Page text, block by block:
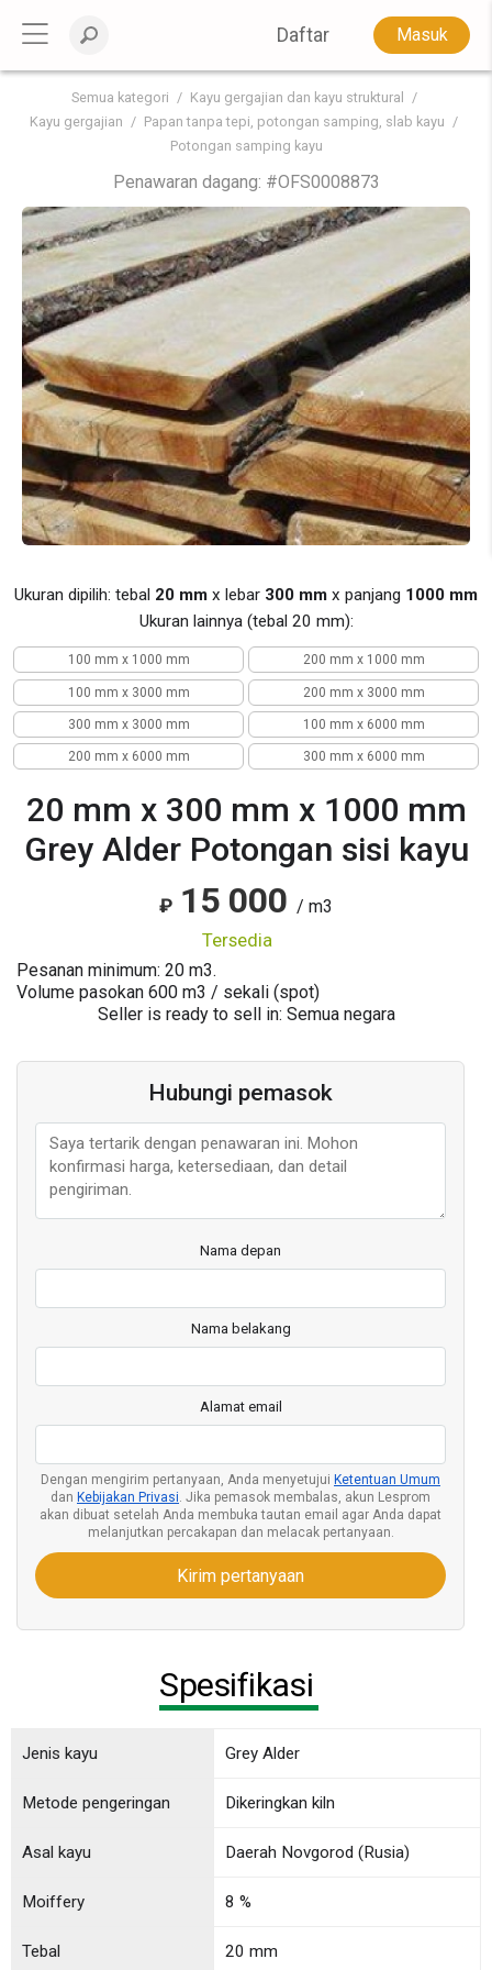
Daftar Masuk
Semua kategori
Kayu gergajian dan kayu struktural
Kayu gergajian
Papan tanpa tepi, potongan samping, slab kayu
Potongan samping kayu
Penawaran dagang: #OFS0008873
Ukuran dipilih: tebal 20 mm x lebar 300 mm x panjang 1000 mm
Ukuran lainnya (tebal 20 mm):
100 mm x 1000 mm 200 mm x 1000 mm
100 mm x 3000 mm 200 mm x 3000 mm
300 mm x 3000 mm 100 mm x 6000 mm
200 mm x 6000 mm 300 mm x 6000 mm
20 mm x 300 mm x 1000 mm
Grey Alder Potongan sisi kayu
₽ 15 000 / m3
tersedia
Pesanan minimum: 20 m3.
Volume pasokan 600 m3 / sekali (spot)
Seller is ready to sell in: Semua negara
Hubungi pemasok
Nama depan
Nama belakang
Alamat email
Dengan mengirim pertanyaan, Anda menyetujui Ketentuan Umum
dan Kebijakan Privasi . Jika pemasok membalas, akun Lesprom
akan dibuat setelah Anda membuka tautan email agar Anda dapat
melanjutkan percakapan dan melacak pertanyaan.
Kirim pertanyaan
Spesifikasi
Jenis kayu Grey Alder
Metode pengeringan Dikeringkan kiln
Asal kayu Daerah Novgorod (Rusia)
Moiffery 8 %
Tebal 20 mm